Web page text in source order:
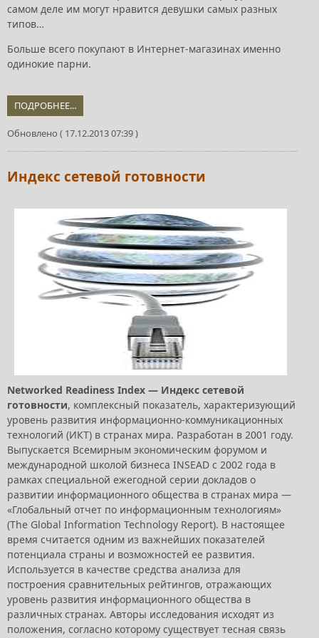
самом деле им могут нравится девушки самых разных
типов…
Больше всего покупают в Интернет-магазинах именно
одинокие парни.
ПОДРОБНЕЕ...
Обновлено ( 17.12.2013 07:39 )
Индекс сетевой готовности
Networked Readiness Index — Индекс сетевой
готовности, комплексный показатель, характеризующий
уровень развития информационно-коммуникационных
технологий (ИКТ) в странах мира. Разработан в 2001 году.
Выпускается Всемирным экономическим форумом и
международной школой бизнеса INSEAD с 2002 года в
рамках специальной ежегодной серии докладов о
развитии информационного общества в странах мира —
«Глобальный отчет по информационным технологиям»
(The Global Information Technology Report). В настоящее
время считается одним из важнейших показателей
потенциала страны и возможностей ее развития.
Используется в качестве средства анализа для
построения сравнительных рейтингов, отражающих
уровень развития информационного общества в
различных странах. Авторы исследования исходят из
положения, согласно которому существует тесная связь